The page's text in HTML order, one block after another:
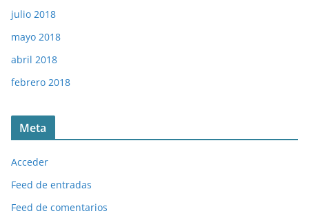
julio 2018
mayo 2018
abril 2018
febrero 2018
Meta
Acceder
Feed de entradas
Feed de comentarios